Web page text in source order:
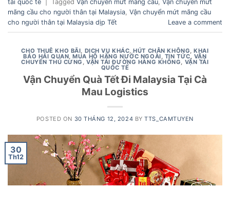
tải quốc tế Tagged Vận chuyển mứt mãng cầu Vận chuyển mứt
mãng cầu cho người thân tại Malaysia Vận chuyển mứt mãng cầu
cho người thân tại Malaysia dịp Tết
Leave a comment
CHO THUÊ KHO BÃI DỊCH VỤ KHÁC ,HÚT CHÂN KHÔNG ,KHAI
BÁO HẢI QUAN ,MUA HỘ HÀNG NƯỚC NGOÀI TIN TỨC, VẬN
CHUYỂN THÚ CƯNG ,VẬN TẢI ĐƯỜNG HÀNG KHÔNG VẬN TẢI
QUỐC TẾ
Vận Chuyển Quà Tết Đi Malaysia Tại Cà
Mau Logistics
POSTED ON 30 THÁNG 12, 2024 BYTTS_CAMTUYEN
30
Th12